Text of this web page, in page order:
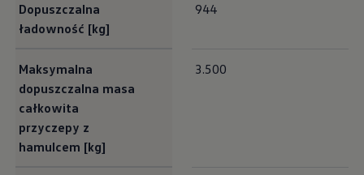
Dopuszczalna
ładowność [kg]
944
Maksymalna
dopuszczalna masa
całkowita
przyczepy z
hamulcem [kg]
3.500